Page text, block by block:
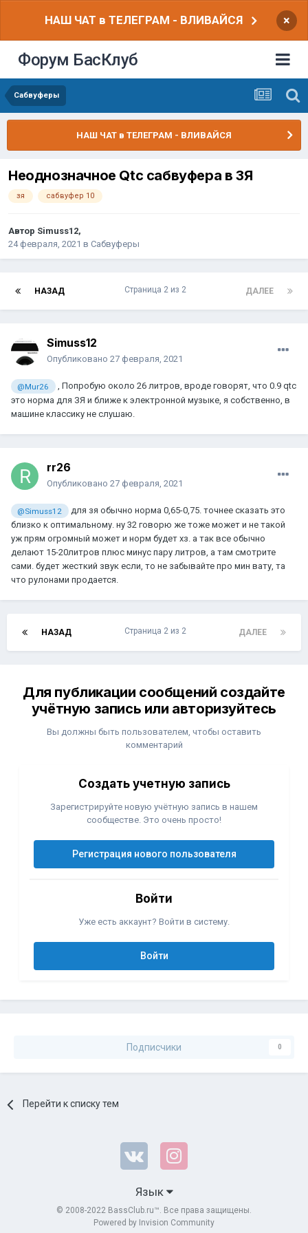
НАШ ЧАТ в ТЕЛЕГРАМ - ВЛИВАЙСЯ ×
Форум БасКлуб
Сабвуферы
НАШ ЧАТ в ТЕЛЕГРАМ - ВЛИВАЙСЯ
Неоднозначное Qtc сабвуфера в ЗЯ
зя сабвуфер 10
Автор Simuss12,
24 февраля, 2021 в Сабвуферы
НАЗАД ДАЛЕЕ
Страница 2 из 2
Simuss12
Опубликовано 27 февраля, 2021
@Mur26
, Попробую около 26 литров, вроде говорят, что 0.9 qtc
это норма для ЗЯ и ближе к электронной музыке, я собственно, в
машине классику не слушаю.
rr26
Опубликовано 27 февраля, 2021
@Simuss12
для зя обычно норма 0,65-0,75. точнее сказать это
близко к оптимальному. ну 32 говорю же тоже может и не такой
уж прям огромный может и норм будет хз. а так все обычно
делают 15-20литров плюс минус пару литров, а там смотрите
сами. будет жесткий звук если, то не забывайте про мин вату, та
что рулонами продается.
НАЗАД ДАЛЕЕ
Страница 2 из 2
Для публикации сообщений создайте
учётную запись или авторизуйтесь
Вы должны быть пользователем, чтобы оставить
комментарий
Создать учетную запись
Зарегистрируйте новую учётную запись в нашем
сообществе. Это очень просто!
Регистрация нового пользователя
Войти
Уже есть аккаунт? Войти в систему.
Войти
Подписчики 0
Перейти к списку тем
Язык
© 2008-2022 BassClub.ru™. Все права защищены.
Powered by Invision Community